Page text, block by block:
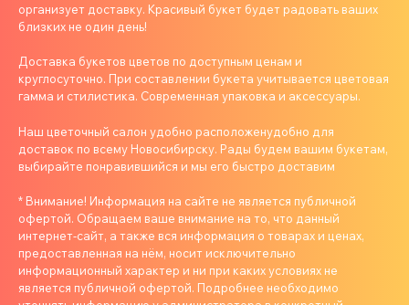
организует доставку. Красивый букет будет радовать ваших
близких не один день!
Доставка букетов цветов по доступным ценам и
круглосуточно. При составлении букета учитывается цветовая
гамма и стилистика. Современная упаковка и аксессуары.
Наш цветочный салон удобно расположенудобно для
доставок по всему Новосибирску. Рады будем вашим букетам,
выбирайте понравившийся и мы его быстро доставим
* Внимание! Информация на сайте не является публичной
офертой. Обращаем ваше внимание на то, что данный
интернет-сайт, а также вся информация о товарах и ценах,
предоставленная на нём, носит исключительно
информационный характер и ни при каких условиях не
является публичной офертой. Подробнее необходимо